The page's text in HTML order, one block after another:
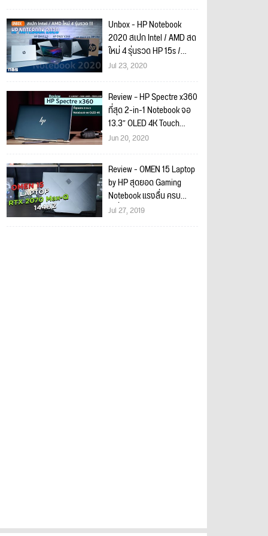
Unbox - HP Notebook
2020 สเปก Intel / AMD สด
ใหม่ 4 รุ่นรวด HP 15s /
ENVY 13 / ENVY x360 /
Jul 23, 2020
Review – HP Spectre x360
ที่สุด 2-in-1 Notebook จอ
13.3″ OLED 4K Touch
Screen สวยเทพ สเปก i7-
Jun 20, 2020
Review - OMEN 15 Laptop
by HP สุดยอด Gaming
Notebook แรงลื่น ครบ
เครื่อง i7-9750H + RTX
Jul 27, 2019